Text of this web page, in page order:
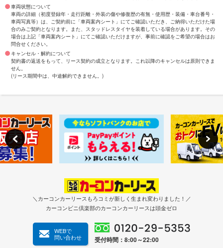
車両状態について
車両の詳細（初度登録年・走行距離・外装の傷や修復歴の有無・使用歴・装備・車台番号・
車両写真等）は、ご契約前に「車両案内シート」にてご確認いただき、ご納得いただけた場
合のみご契約となります。また、スタッドレスタイヤを装着している場合があります。その
場合は上記「車両案内シート」にてご確認いただけますが、事前に確認をご希望の場合はお
問合せください。
キャンセル・解約について
契約書の返送をもって、リース契約の成立となります。これ以降のキャンセルは原則できま
せん。
(リース期間中は、中途解約できません。)
＼カーコンカーリースもろコミが新しく生まれ変わりました！／
カーコンビニ倶楽部のカーコンカーリースは頭金ゼロ
WEBで
問い合わせ
受付時間：8:00～22:00